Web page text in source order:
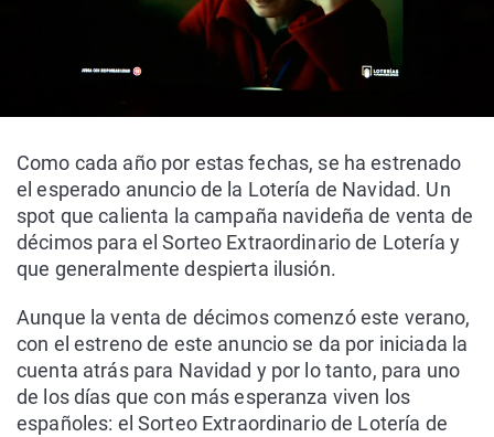
Como cada año por estas fechas, se ha estrenado
el esperado anuncio de la Lotería de Navidad. Un
spot que calienta la campaña navideña de venta de
décimos para el Sorteo Extraordinario de Lotería y
que generalmente despierta ilusión.
Aunque la venta de décimos comenzó este verano,
con el estreno de este anuncio se da por iniciada la
cuenta atrás para Navidad y por lo tanto, para uno
de los días que con más esperanza viven los
españoles: el Sorteo Extraordinario de Lotería de